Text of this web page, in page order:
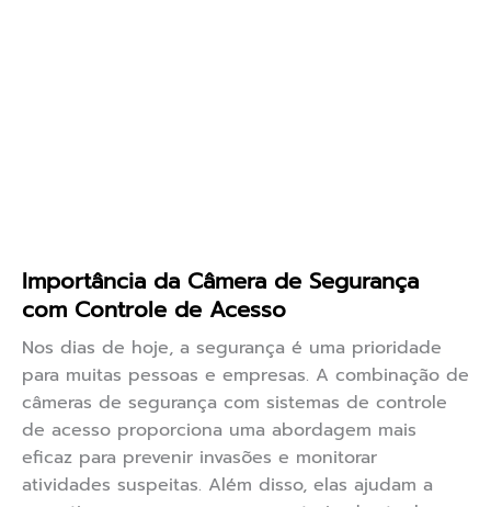
Importância da Câmera de Segurança
com Controle de Acesso
Nos dias de hoje, a segurança é uma prioridade
para muitas pessoas e empresas. A combinação de
câmeras de segurança com sistemas de controle
de acesso proporciona uma abordagem mais
eficaz para prevenir invasões e monitorar
atividades suspeitas. Além disso, elas ajudam a